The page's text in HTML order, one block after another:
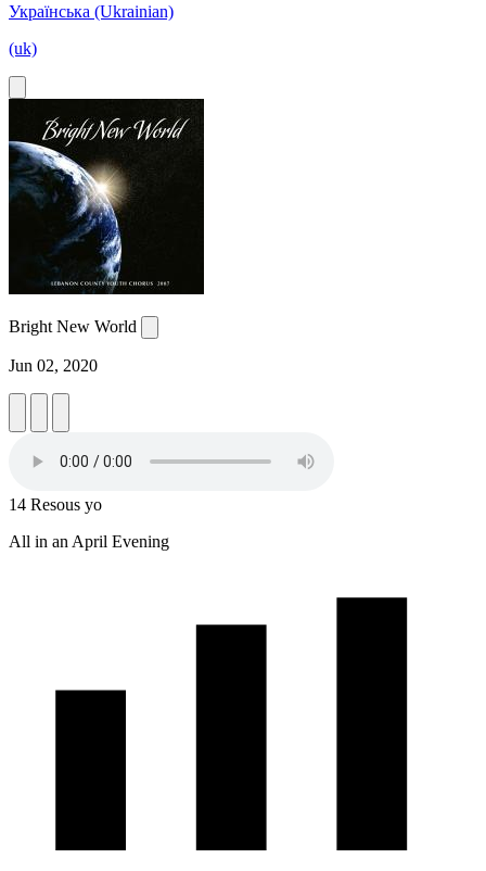
Українська (Ukrainian)
(uk)
Bright New World
Jun 02, 2020
14 Resous yo
All in an April Evening